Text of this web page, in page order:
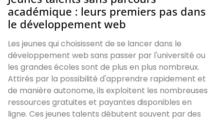
académique : leurs premiers pas dans
le développement web
Les jeunes qui choisissent de se lancer dans le
développement web sans passer par l'université ou
les grandes écoles sont de plus en plus nombreux.
Attirés par la possibilité d'apprendre rapidement et
de manière autonome, ils exploitent les nombreuses
ressources gratuites et payantes disponibles en
ligne. Ces jeunes talents débutent souvent par des